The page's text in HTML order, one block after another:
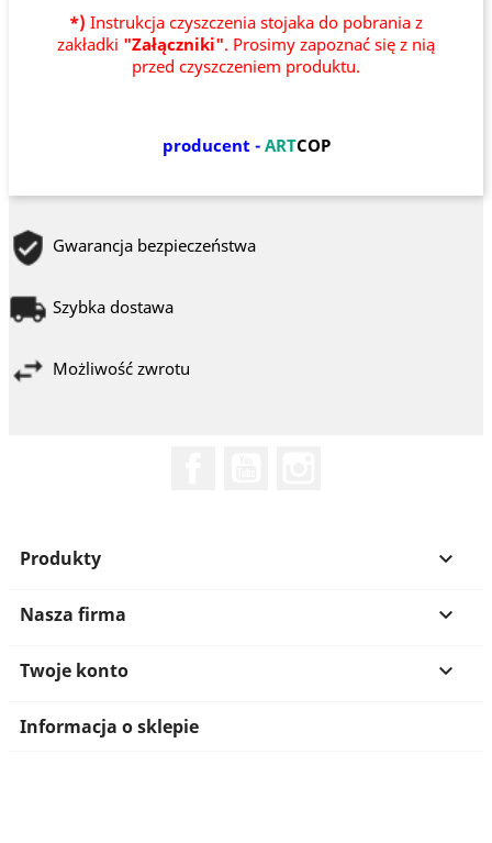
*) Instrukcja czyszczenia stojaka do pobrania z
zakładki "Załączniki". Prosimy zapoznać się z nią
przed czyszczeniem produktu.
producent - ARTCOP
Gwarancja bezpieczeństwa
Szybka dostawa
Możliwość zwrotu
Produkty 
Nasza firma 
Twoje konto 
Informacja o sklepie